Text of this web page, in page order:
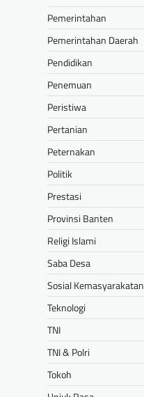
Pemerintahan
Pemerintahan Daerah
Pendidikan
Penemuan
Peristiwa
Pertanian
Peternakan
Politik
Prestasi
Provinsi Banten
Religi Islami
Saba Desa
Sosial Kemasyarakatan
Teknologi
TNI
TNI & Polri
Tokoh